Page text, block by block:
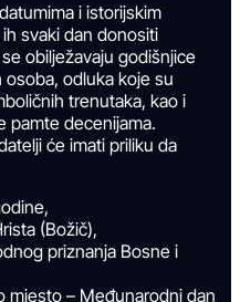
i istorijskim
ih svaki dan donositi
obilježavaju godišnjice
odluka koje su
trenutaka, kao i
pamte decenijama.
će imati priliku da
(Božič),
priznanja Bosne i
mjesto – Međunarodni dan